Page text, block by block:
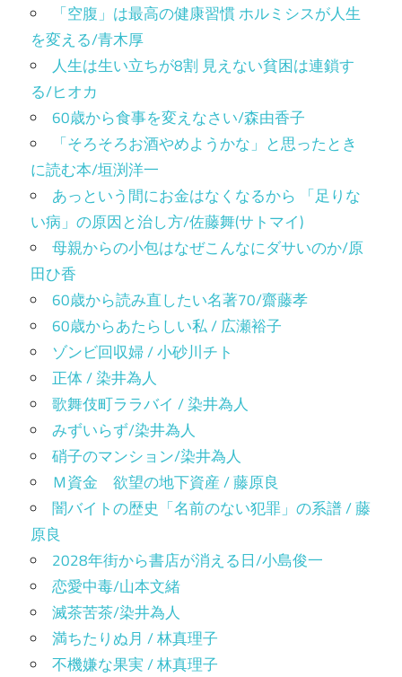
「空腹」は最高の健康習慣 ホルミシスが人生
を変える/青木厚
人生は生い立ちが8割 見えない貧困は連鎖す
る/ヒオカ
60歳から食事を変えなさい/森由香子
「そろそろお酒やめようかな」と思ったとき
に読む本/垣渕洋一
あっという間にお金はなくなるから 「足りな
い病」の原因と治し方/佐藤舞(サトマイ)
母親からの小包はなぜこんなにダサいのか/原
田ひ香
60歳から読み直したい名著70/齋藤孝
60歳からあたらしい私 / 広瀬裕子
ゾンビ回収婦 / 小砂川チト
正体 / 染井為人
歌舞伎町ララバイ / 染井為人
みずいらず/染井為人
硝子のマンション/染井為人
Ｍ資金 欲望の地下資産 / 藤原良
闇バイトの歴史「名前のない犯罪」の系譜 / 藤
原良
2028年街から書店が消える日/小島俊一
恋愛中毒/山本文緒
滅茶苦茶/染井為人
満ちたりぬ月 / 林真理子
不機嫌な果実 / 林真理子